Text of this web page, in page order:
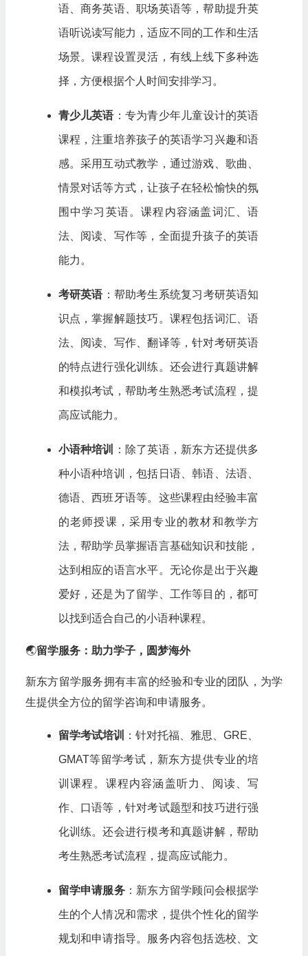
语、商务英语、职场英语等，帮助提升英
语听说读写能力，适应不同的工作和生活
场景。课程设置灵活，有线上线下多种选
择，方便根据个人时间安排学习。
青少儿英语：专为青少年儿童设计的英语
课程，注重培养孩子的英语学习兴趣和语
感。采用互动式教学，通过游戏、歌曲、
情景对话等方式，让孩子在轻松愉快的氛
围中学习英语。课程内容涵盖词汇、语
法、阅读、写作等，全面提升孩子的英语
能力。
考研英语：帮助考生系统复习考研英语知
识点，掌握解题技巧。课程包括词汇、语
法、阅读、写作、翻译等，针对考研英语
的特点进行强化训练。还会进行真题讲解
和模拟考试，帮助考生熟悉考试流程，提
高应试能力。
小语种培训 ：除了英语，新东方还提供多
种小语种培训，包括日语、韩语、法语、
德语、西班牙语等。这些课程由经验丰富
的老师授课，采用专业的教材和教学方
法，帮助学员掌握语言基础知识和技能，
达到相应的语言水平。无论你是出于兴趣
爱好，还是为了留学、工作等目的，都可
以找到适合自己的小语种课程。
🌏留学服务：助力学子，圆梦海外
新东方留学服务拥有丰富的经验和专业的团队，为学
生提供全方位的留学咨询和申请服务。
留学考试培训 ：针对托福、雅思、GRE、
GMAT等留学考试，新东方提供专业的培
训课程。课程内容涵盖听力、阅读、写
作、口语等，针对考试题型和技巧进行强
化训练。还会进行模考和真题讲解，帮助
考生熟悉考试流程，提高应试能力。
留学申请服务：新东方留学顾问会根据学
生的个人情况和需求，提供个性化的留学
规划和申请指导。服务内容包括选校、文